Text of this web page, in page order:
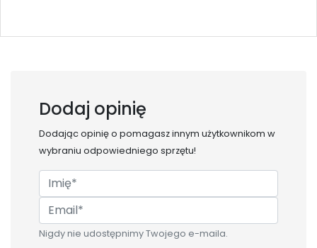
Dodaj opinię
Dodając opinię o pomagasz innym użytkownikom w
wybraniu odpowiedniego sprzętu!
Nigdy nie udostępnimy Twojego e-maila.